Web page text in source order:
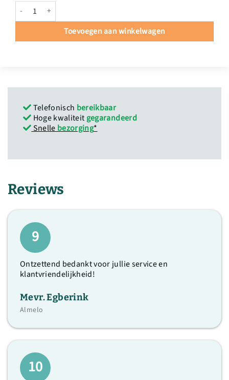
Hygiënische hoes biologisch afbreekbaar hoeveelheid
Toevoegen aan winkelwagen
Telefonisch bereikbaar
Hoge kwaliteitgegarandeerd
Snellebezorging*
Reviews
9
Ontzettend bedankt voor jullie service en
klantvriendelijkheid!
Mevr. Egberink
Almelo
10